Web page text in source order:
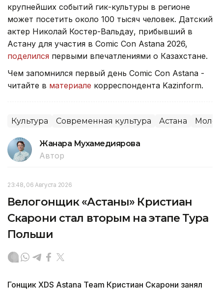
крупнейших событий гик-культуры в регионе
может посетить около 100 тысяч человек. Датский
актер Николай Костер-Вальдау, прибывший в
Астану для участия в Comic Con Astana 2026,
поделился первыми впечатлениями о Казахстане.
Чем запомнился первый день Comic Con Astana -
читайте в материале корреспондента Kazinform.
Культура Современная культура Астана
Жанара Мухамедиярова
Автор
23:48, 06 Августа 2026
Велогонщик «Астаны» Кристиан
Скарони стал вторым на этапе Тура
Польши
Гонщик XDS Astana Team Кристиан Скарони занял